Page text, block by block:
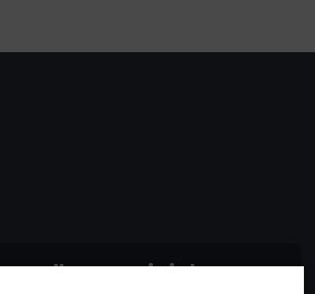
odber noviniek